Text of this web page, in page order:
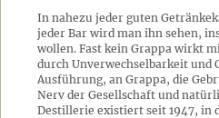
In nahezu jeder guten
jeder Bar wird man ihn sehen,
wollen. Fast kein Grappa wirkt
durch Unverwechselbarkeit und
Ausführung, an Grappa, die
Nerv der Gesellschaft und
Destillerie existiert seit 1947, in